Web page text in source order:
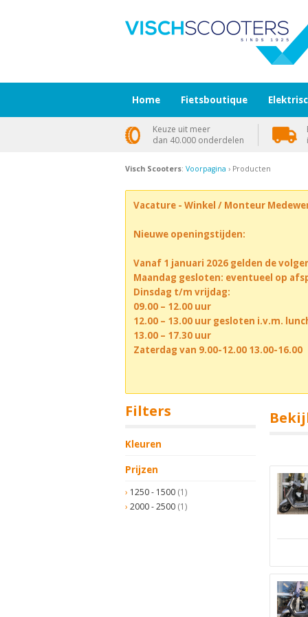
Visch Scooters: Voorpagina › Producten
Vacature - Winkel / Monteur
Nieuwe openingstijden:
Vanaf 1 januari 2026 gelden de
Maandag gesloten: eventueel op
Dinsdag t/m vrijdag:
09.00 – 12.00 uur
12.00 – 13.00 uur gesloten i.v.m.
13.00 – 17.30 uur
Zaterdag van 9.00-12.00 13.00-16.00
Filters
Kleuren
Prijzen
1250 - 1500 (1)
2000 - 2500 (1)
Home Fietsboutique
Keuze uit meer
dan 40.000 onderdelen